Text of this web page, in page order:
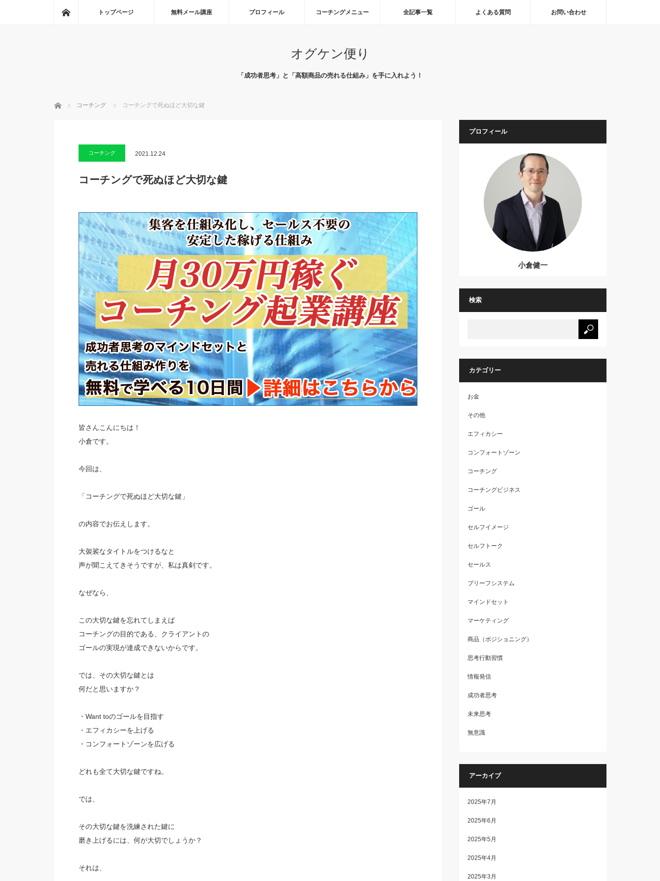
ホームトップページ 無料メール講座 プロフィール コーチングメニュー 全記事一覧 よくある質問 お問い合わせ
オグケン便り
「成功者思考」と「高額商品の売れる仕組み」を手に入れよう！
ホーム コーチング コーチングで死ぬほど大切な鍵
コーチング 2021.12.24
コーチングで死ぬほど大切な鍵
皆さんこんにちは！
小倉です。
今回は、
「コーチングで死ぬほど大切な鍵」
の内容でお伝えします。
大袈裟なタイトルをつけるなと
声が聞こえてきそうですが、私は真剣です。
なぜなら、
この大切な鍵を忘れてしまえば
コーチングの目的である、クライアントの
ゴールの実現が達成できないからです。
では、その大切な鍵とは
何だと思いますか？
・Want toのゴールを目指す
・エフィカシーを上げる
・コンフォートゾーンを広げる
どれも全て大切な鍵ですね。
では、
その大切な鍵を洗練された鍵に
磨き上げるには、何が大切でしょうか？
それは、
プロフィール
小倉健一
検索
カテゴリー
お金
その他
エフィカシー
コンフォートゾーン
コーチング
コーチングビジネス
ゴール
セルフイメージ
セルフトーク
セールス
ブリーフシステム
マインドセット
マーケティング
商品（ポジショニング）
思考行動習慣
情報発信
成功者思考
未来思考
無意識
アーカイブ
2025年7月
2025年6月
2025年5月
2025年4月
2025年3月